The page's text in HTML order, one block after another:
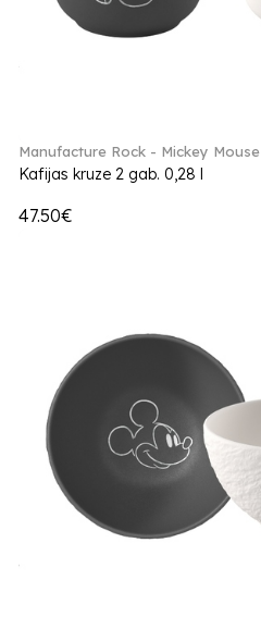
Manufacture Rock - Mickey Mouse
Kafijas kruze 2 gab. 0,28 l
47.50€